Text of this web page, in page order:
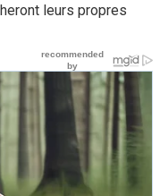
leurs propres